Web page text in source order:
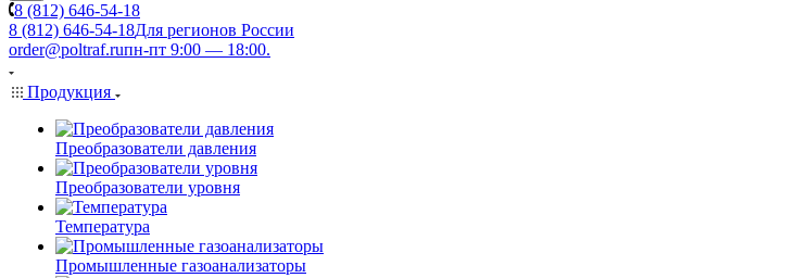
8 (812) 646-54-18
8 (812) 646-54-18Для регионов России
order@poltraf.ruпн-пт 9:00 — 18:00.
Продукция
Преобразователи давления
Преобразователи уровня
Температура
Промышленные газоанализаторы